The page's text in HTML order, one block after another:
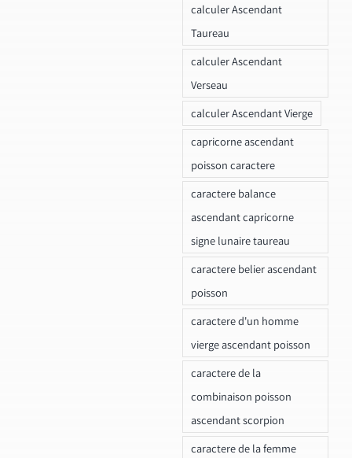
calculer Ascendant
Taureau
calculer Ascendant
Verseau
calculer Ascendant Vierge
capricorne ascendant
poisson caractere
caractere balance
ascendant capricorne
signe lunaire taureau
caractere belier ascendant
poisson
caractere d'un homme
vierge ascendant poisson
caractere de la
combinaison poisson
ascendant scorpion
caractere de la femme